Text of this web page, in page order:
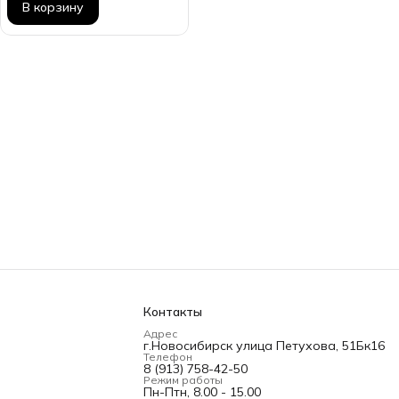
В корзину
Контакты
Адрес
г.Новосибирск улица Петухова, 51Бк16
Телефон
8 (913) 758-42-50
Режим работы
Пн-Птн, 8.00 - 15.00